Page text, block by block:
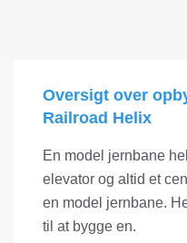
Oversigt over
Railroad Helix
En model jernbane
elevator og altid et
en model jernbane.
til at bygge en.